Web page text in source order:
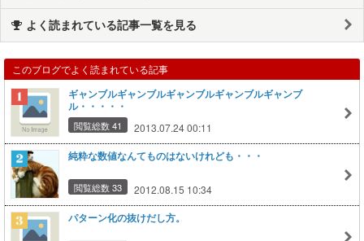
よく読まれている記事一覧を見る
このブログでよく読まれている記事
ギャンブルギャンブルギャンブルギャンブルギャンブ
ル・・・・・
閲覧総数 41 2013.07.24 00:11
純粋な数値なんてものはないけれども・・・
閲覧総数 33 2012.08.15 10:34
パターン化の抜けだし方。